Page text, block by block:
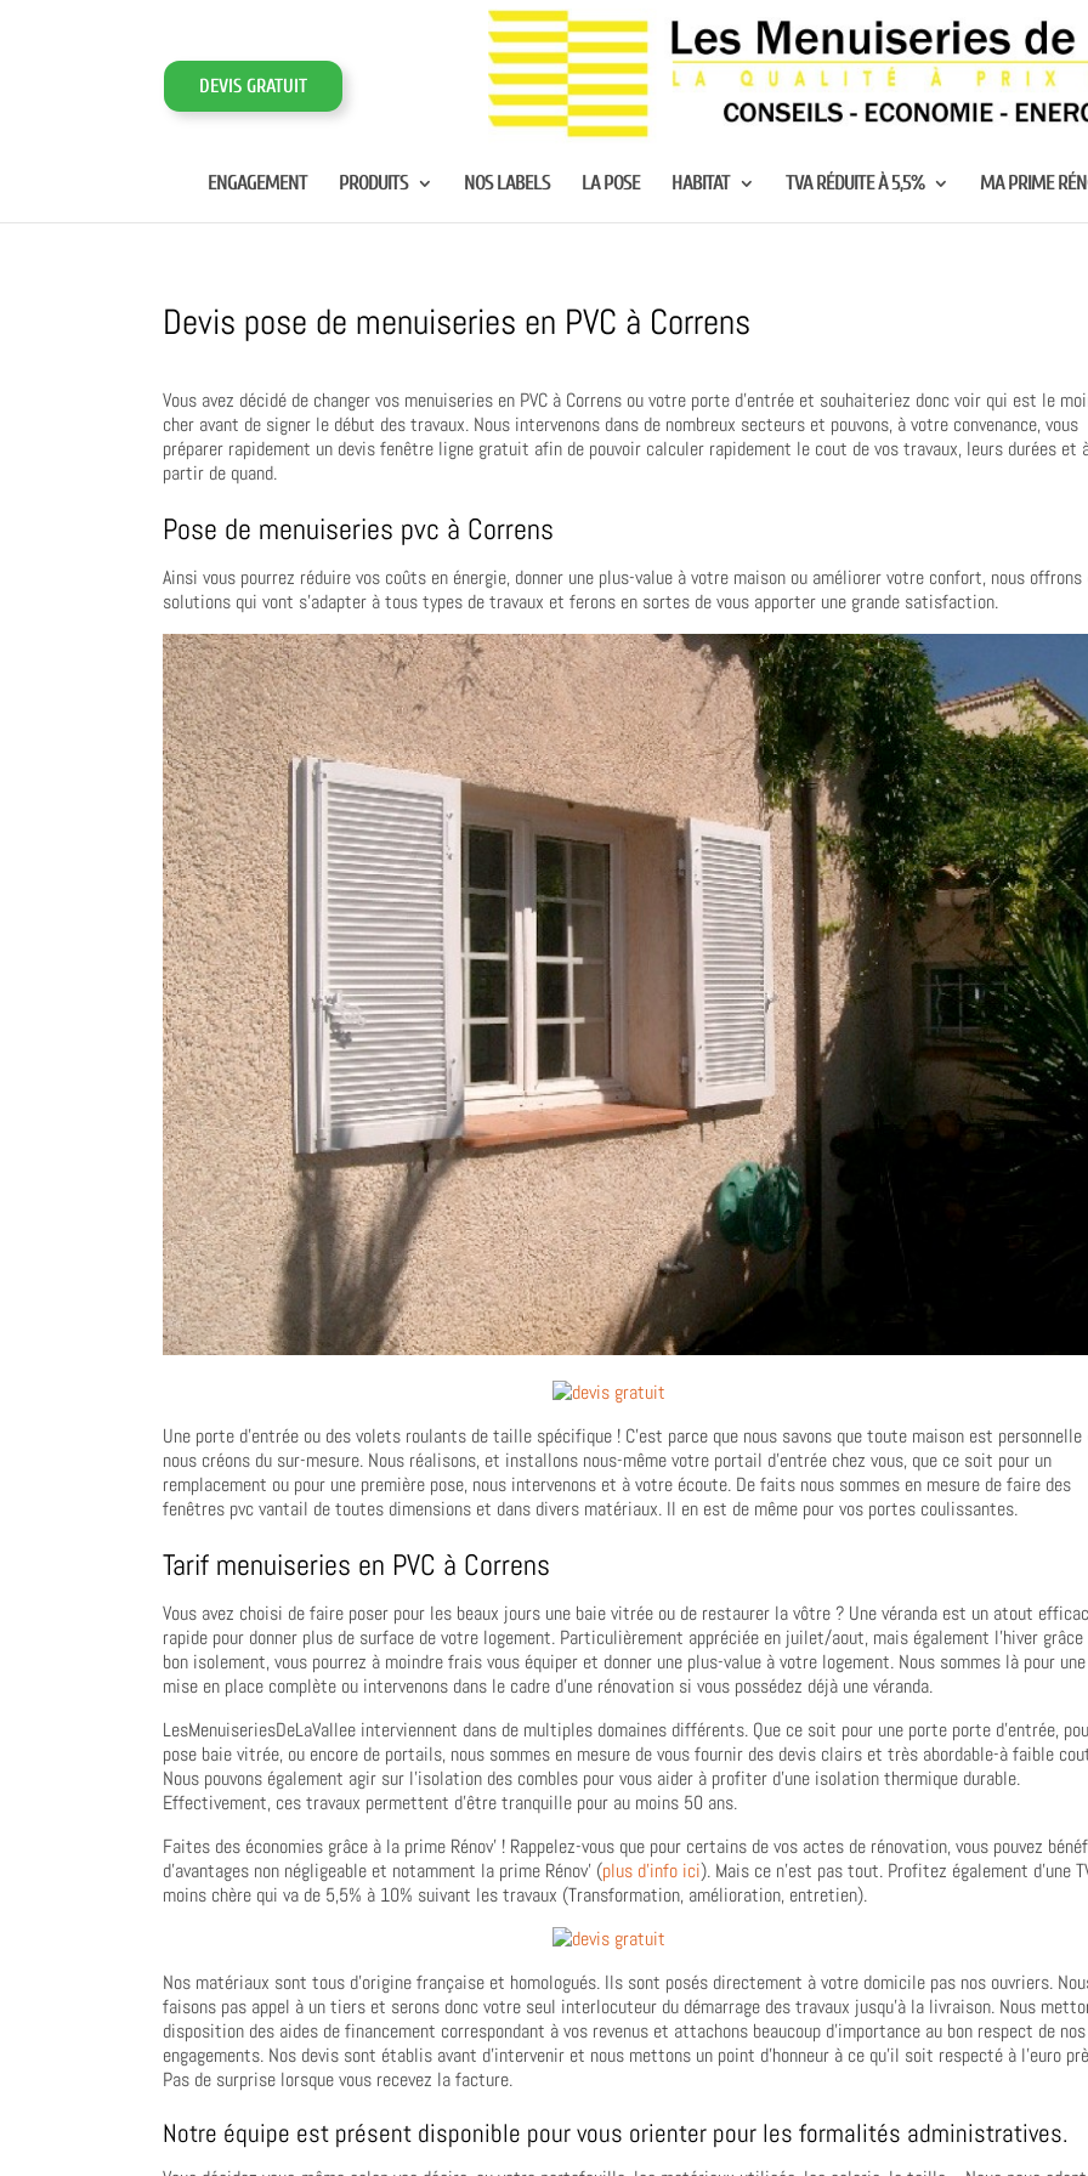
DEVIS GRATUIT
ENGAGEMENT PRODUITS NOS LABELS LA POSE HABITAT TVA RÉDUITE À 5,5% MA PRIME
Devis pose de menuiseries en PVC à Correns
Vous avez décidé de changer vos menuiseries en PVC à Correns ou votre porte d’entrée et souhaiteriez donc voir qui est le
cher avant de signer le début des travaux. Nous intervenons dans de nombreux secteurs et pouvons, à votre convenance, vous
préparer rapidement un devis fenêtre ligne gratuit afin de pouvoir calculer rapidement le cout de vos travaux, leurs durées et
partir de quand.
Pose de menuiseries pvc à Correns
Ainsi vous pourrez réduire vos coûts en énergie, donner une plus-value à votre maison ou améliorer votre confort, nous offrons
solutions qui vont s’adapter à tous types de travaux et ferons en sortes de vous apporter une grande satisfaction.
Une porte d’entrée ou des volets roulants de taille spécifique ! C’est parce que nous savons que toute maison est personnelle
nous créons du sur-mesure. Nous réalisons, et installons nous-même votre portail d’entrée chez vous, que ce soit pour un
remplacement ou pour une première pose, nous intervenons et à votre écoute. De faits nous sommes en mesure de faire des
fenêtres pvc vantail de toutes dimensions et dans divers matériaux. Il en est de même pour vos portes coulissantes.
Tarif menuiseries en PVC à Correns
Vous avez choisi de faire poser pour les beaux jours une baie vitrée ou de restaurer la vôtre ? Une véranda est un atout
rapide pour donner plus de surface de votre logement. Particulièrement appréciée en juilet/aout, mais également l’hiver grâce
bon isolement, vous pourrez à moindre frais vous équiper et donner une plus-value à votre logement. Nous sommes là pour une
mise en place complète ou intervenons dans le cadre d’une rénovation si vous possédez déjà une véranda.
LesMenuiseriesDeLaVallee interviennent dans de multiples domaines différents. Que ce soit pour une porte porte d’entrée,
pose baie vitrée, ou encore de portails, nous sommes en mesure de vous fournir des devis clairs et très abordable-à faible
Nous pouvons également agir sur l’isolation des combles pour vous aider à profiter d’une isolation thermique durable.
Effectivement, ces travaux permettent d’être tranquille pour au moins 50 ans.
Faites des économies grâce à la prime Rénov’ ! Rappelez-vous que pour certains de vos actes de rénovation, vous pouvez
d’avantages non négligeable et notamment la prime Rénov’ (plus d’info ici). Mais ce n’est pas tout. Profitez également d’une
moins chère qui va de 5,5% à 10% suivant les travaux (Transformation, amélioration, entretien).
Nos matériaux sont tous d’origine française et homologués. Ils sont posés directement à votre domicile pas nos ouvriers.
faisons pas appel à un tiers et serons donc votre seul interlocuteur du démarrage des travaux jusqu’à la livraison. Nous
disposition des aides de financement correspondant à vos revenus et attachons beaucoup d’importance au bon respect de nos
engagements. Nos devis sont établis avant d’intervenir et nous mettons un point d’honneur à ce qu’il soit respecté à l’euro
Pas de surprise lorsque vous recevez la facture.
Notre équipe est présent disponible pour vous orienter pour les formalités administratives.